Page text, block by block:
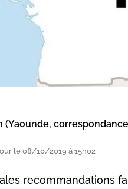
(Yaounde,
le 08/10/2019 à 15h02
recommandations